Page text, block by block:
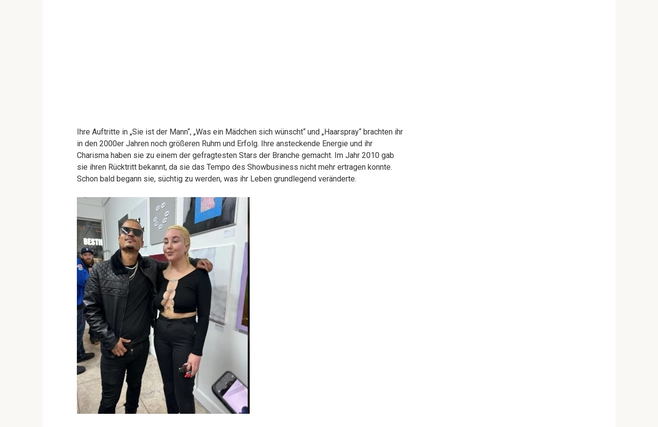
Ihre Auftritte in „Sie ist der Mann“, „Was ein Mädchen sich wünscht“ und „Haarspray“ brachten ihr
in den 2000er Jahren noch größeren Ruhm und Erfolg. Ihre ansteckende Energie und ihr
Charisma haben sie zu einem der gefragtesten Stars der Branche gemacht. Im Jahr 2010 gab
sie ihren Rücktritt bekannt, da sie das Tempo des Showbusiness nicht mehr ertragen konnte.
Schon bald begann sie, süchtig zu werden, was ihr Leben grundlegend veränderte.